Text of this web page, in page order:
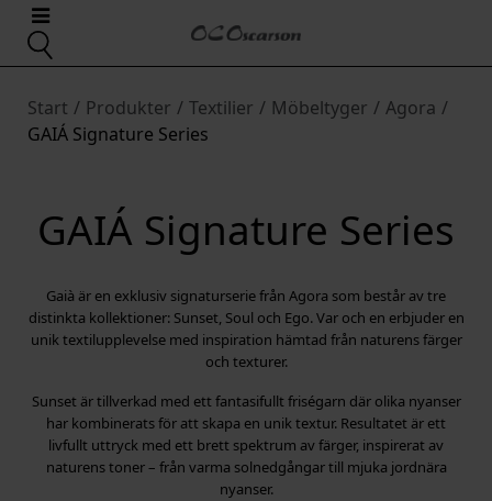
Start / Produkter / Textilier / Möbeltyger / Agora /
GAIÁ Signature Series
GAIÁ Signature Series
Gaià är en exklusiv signaturserie från Agora som består av tre
distinkta kollektioner: Sunset, Soul och Ego. Var och en erbjuder en
unik textilupplevelse med inspiration hämtad från naturens färger
och texturer.
Sunset är tillverkad med ett fantasifullt friségarn där olika nyanser
har kombinerats för att skapa en unik textur. Resultatet är ett
livfullt uttryck med ett brett spektrum av färger, inspirerat av
naturens toner – från varma solnedgångar till mjuka jordnära
nyanser.